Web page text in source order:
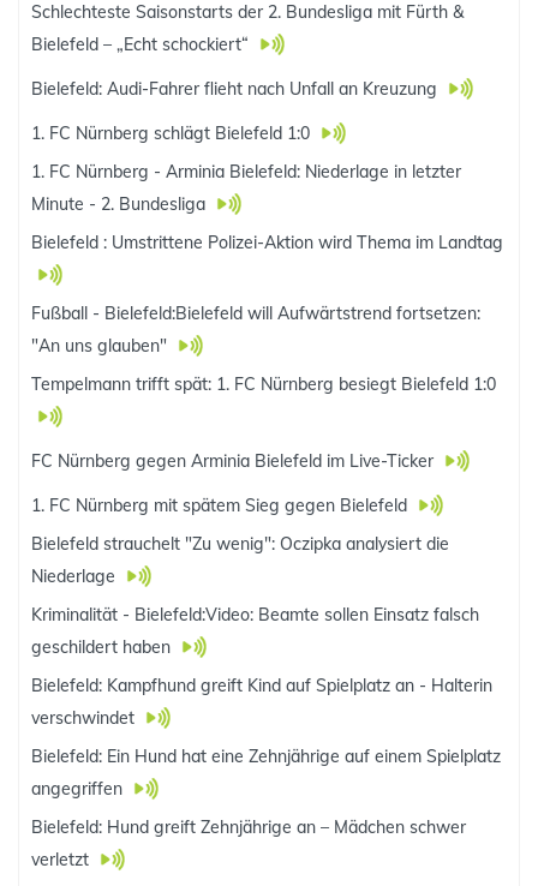
Schlechteste Saisonstarts der 2. Bundesliga mit Fürth &
Bielefeld – „Echt schockiert“
Bielefeld: Audi-Fahrer flieht nach Unfall an Kreuzung
1. FC Nürnberg schlägt Bielefeld 1:0
1. FC Nürnberg - Arminia Bielefeld: Niederlage in letzter
Minute - 2. Bundesliga
Bielefeld : Umstrittene Polizei-Aktion wird Thema im Landtag
Fußball - Bielefeld:Bielefeld will Aufwärtstrend fortsetzen:
"An uns glauben"
Tempelmann trifft spät: 1. FC Nürnberg besiegt Bielefeld 1:0
FC Nürnberg gegen Arminia Bielefeld im Live-Ticker
1. FC Nürnberg mit spätem Sieg gegen Bielefeld
Bielefeld strauchelt "Zu wenig": Oczipka analysiert die
Niederlage
Kriminalität - Bielefeld:Video: Beamte sollen Einsatz falsch
geschildert haben
Bielefeld: Kampfhund greift Kind auf Spielplatz an - Halterin
verschwindet
Bielefeld: Ein Hund hat eine Zehnjährige auf einem Spielplatz
angegriffen
Bielefeld: Hund greift Zehnjährige an – Mädchen schwer
verletzt